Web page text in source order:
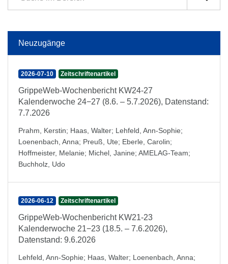
Neuzugänge
2026-07-10 Zeitschriftenartikel
GrippeWeb-Wochenbericht KW24-27
Kalenderwoche 24−27 (8.6. – 5.7.2026), Datenstand:
7.7.2026
Prahm, Kerstin; Haas, Walter; Lehfeld, Ann-Sophie;
Loenenbach, Anna; Preuß, Ute; Eberle, Carolin;
Hoffmeister, Melanie; Michel, Janine; AMELAG-Team;
Buchholz, Udo
2026-06-12 Zeitschriftenartikel
GrippeWeb-Wochenbericht KW21-23
Kalenderwoche 21−23 (18.5. – 7.6.2026),
Datenstand: 9.6.2026
Lehfeld, Ann-Sophie; Haas, Walter; Loenenbach, Anna;